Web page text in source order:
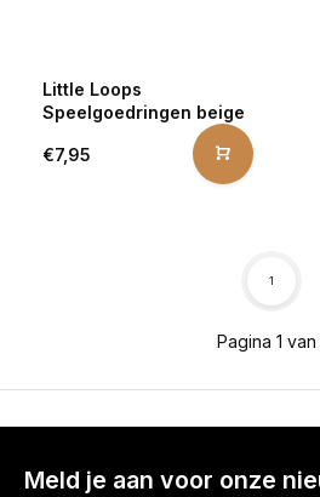
Little Loops
Speelgoedringen beige
€7,95
Pagina 1 van
1
Meld je aan voor onze